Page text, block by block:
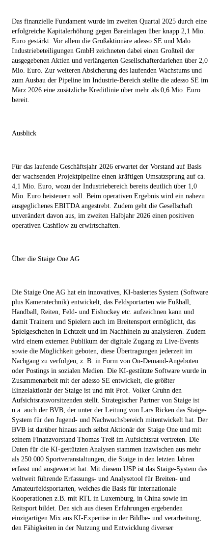
Das finanzielle Fundament wurde im zweiten Quartal 2025 durch eine
erfolgreiche Kapitalerhöhung gegen Bareinlagen über knapp 2,1 Mio.
Euro gestärkt. Vor allem die Großaktionäre adesso SE und Malo
Industriebeteiligungen GmbH zeichneten dabei einen Großteil der
ausgegebenen Aktien und verlängerten Gesellschafterdarlehen über 2,0
Mio. Euro. Zur weiteren Absicherung des laufenden Wachstums und
zum Ausbau der Pipeline im Industrie-Bereich stellte die adesso SE im
März 2026 eine zusätzliche Kreditlinie über mehr als 0,6 Mio. Euro
bereit.
Ausblick
Für das laufende Geschäftsjahr 2026 erwartet der Vorstand auf Basis
der wachsenden Projektpipeline einen kräftigen Umsatzsprung auf ca.
4,1 Mio. Euro, wozu der Industriebereich bereits deutlich über 1,0
Mio. Euro beisteuern soll. Beim operativen Ergebnis wird ein nahezu
ausgeglichenes EBITDA angestrebt. Zudem geht die Gesellschaft
unverändert davon aus, im zweiten Halbjahr 2026 einen positiven
operativen Cashflow zu erwirtschaften.
Über die Staige One AG
Die Staige One AG hat ein innovatives, KI-basiertes System (Software
plus Kameratechnik) entwickelt, das Feldsportarten wie Fußball,
Handball, Reiten, Feld- und Eishockey etc. aufzeichnen kann und
damit Trainern und Spielern auch im Breitensport ermöglicht, das
Spielgeschehen in Echtzeit und im Nachhinein zu analysieren. Zudem
wird einem externen Publikum der digitale Zugang zu Live-Events
sowie die Möglichkeit geboten, diese Übertragungen jederzeit im
Nachgang zu verfolgen, z. B. in Form von On-Demand-Angeboten
oder Postings in sozialen Medien. Die KI-gestützte Software wurde in
Zusammenarbeit mit der adesso SE entwickelt, die größter
Einzelaktionär der Staige ist und mit Prof. Volker Gruhn den
Aufsichtsratsvorsitzenden stellt. Strategischer Partner von Staige ist
u.a. auch der BVB, der unter der Leitung von Lars Ricken das Staige-
System für den Jugend- und Nachwuchsbereich mitentwickelt hat. Der
BVB ist darüber hinaus auch selbst Aktionär der Staige One und mit
seinem Finanzvorstand Thomas Treß im Aufsichtsrat vertreten. Die
Daten für die KI-gestützten Analysen stammen inzwischen aus mehr
als 250.000 Sportveranstaltungen, die Staige in den letzten Jahren
erfasst und ausgewertet hat. Mit diesem USP ist das Staige-System das
weltweit führende Erfassungs- und Analysetool für Breiten- und
Amateurfeldsportarten, welches die Basis für internationale
Kooperationen z.B. mit RTL in Luxemburg, in China sowie im
Reitsport bildet. Den sich aus diesen Erfahrungen ergebenden
einzigartigen Mix aus KI-Expertise in der Bildbe- und verarbeitung,
den Fähigkeiten in der Nutzung und Entwicklung diverser